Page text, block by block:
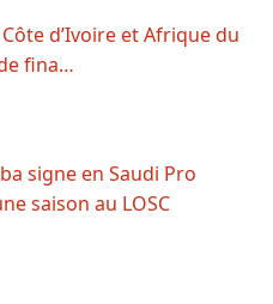
d’Ivoire et Afrique du
fina…
signe en Saudi Pro
saison au LOSC